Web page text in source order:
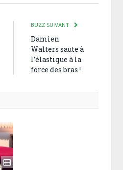
BUZZ SUIVANT
Damien
Walters saute à
l’élastique à la
force des bras !